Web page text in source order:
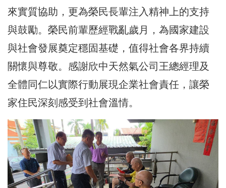
來實質協助，更為榮民長輩注入精神上的支持
與鼓勵。榮民前輩歷經戰亂歲月，為國家建設
與社會發展奠定穩固基礎，值得社會各界持續
關懷與尊敬。感謝欣中天然氣公司王總經理及
全體同仁以實際行動展現企業社會責任，讓榮
家住民深刻感受到社會溫情。